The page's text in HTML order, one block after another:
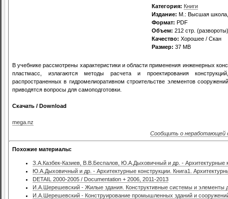
Категория: Книги
Издание: М.: Высшая
Формат: PDF
Объем: 212 стр. (развороты)
Качество: Хорошее / Скан
Размер: 37 MB
В учебнике рассмотрены характеристики и области применения инженерных
пластмасс, излагаются методы расчета и проектирования
распространенных в гидромелиоративном строительстве элементов
приводятся вопросы для самоподготовки.
Скачать / Download
mega.nz
Сообщить о неработающей
Похожие материалы:
З.А.Казбек-Казиев, В.В.Беспалов, Ю.А.Дыховичный и др. - Архитектурные
Ю.А.Дыховичный и др. - Архитектурные конструкции. Книга1.
DETAIL 2000-2005 / Documentation + 2006, 2011-2013
И.А.Шерешевский - Жилые здания. Конструктивные системы и элементы
И.А.Шерешевский - Конструирование промышленных зданий и